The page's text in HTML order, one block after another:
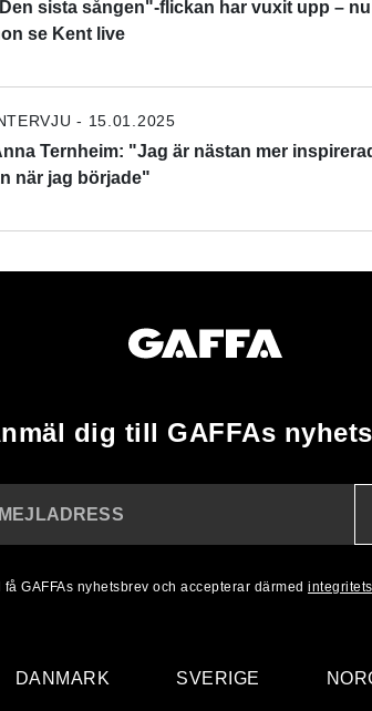
sista sången"-flickan har vuxit upp –
se Kent live
- 15.01.2025
Ternheim: "Jag är nästan mer
när jag började"
dig till GAFFAs
GAFFAs nyhetsbrev och accepterar därmed
DANMARK SVERIGE